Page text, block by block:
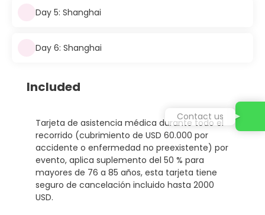
Day 5: Shanghai
Day 6: Shanghai
Included
Tarjeta de asistencia médica durante todo el
recorrido (cubrimiento de USD 60.000 por
accidente o enfermedad no preexistente) por
evento, aplica suplemento del 50 % para
mayores de 76 a 85 años, esta tarjeta tiene
seguro de cancelación incluido hasta 2000
USD.
Contact us